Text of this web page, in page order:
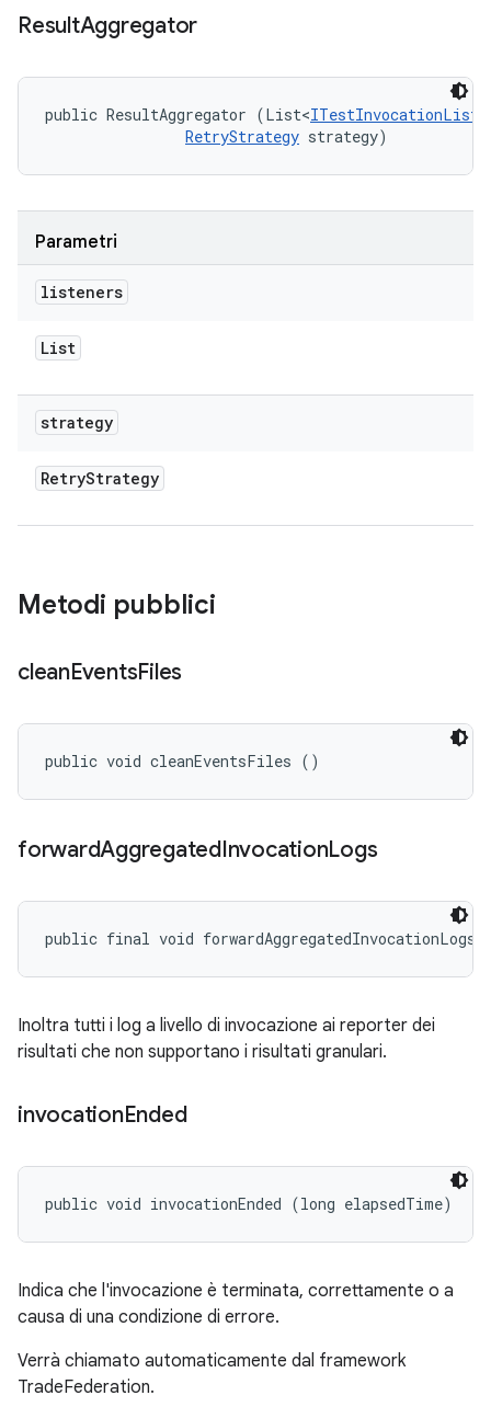
ResultAggregator
public ResultAggregator (List<
RetryStrategy strategy)
Parametri
listeners
List
strategy
RetryStrategy
Metodi pubblici
cleanEventsFiles
public void cleanEventsFiles ()
forwardAggregatedInvocationLogs
public final void forwardAggregatedInvocationLogs
Inoltra tutti i log a livello di invocazione ai reporter dei
risultati che non supportano i risultati granulari.
invocationEnded
public void invocationEnded (long elapsedTime)
Indica che l'invocazione è terminata, correttamente o a
causa di una condizione di errore.
Verrà chiamato automaticamente dal framework
TradeFederation.